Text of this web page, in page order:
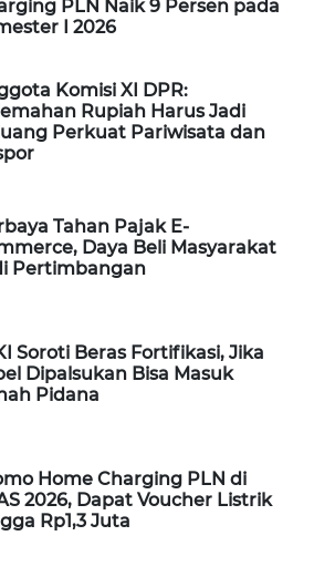
PLN Naik 9 Persen pada
I 2026
Komisi XI DPR:
Rupiah Harus Jadi
Perkuat Pariwisata dan
Tahan Pajak E-
Daya Beli Masyarakat
Pertimbangan
Soroti Beras Fortifikasi, Jika
Dipalsukan Bisa Masuk
Pidana
Home Charging PLN di
2026, Dapat Voucher Listrik
Rp1,3 Juta